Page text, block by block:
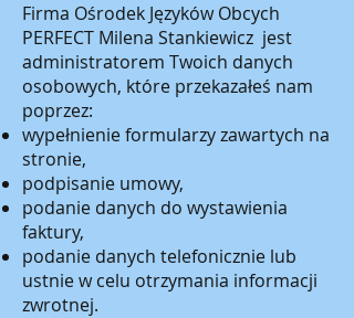
Firma Ośrodek Języków Obcych
PERFECT Milena Stankiewicz jest
administratorem Twoich danych
osobowych, które przekazałeś nam
poprzez:
wypełnienie formularzy zawartych na
stronie,
podpisanie umowy,
podanie danych do wystawienia
faktury,
podanie danych telefonicznie lub
ustnie w celu otrzymania informacji
zwrotnej.